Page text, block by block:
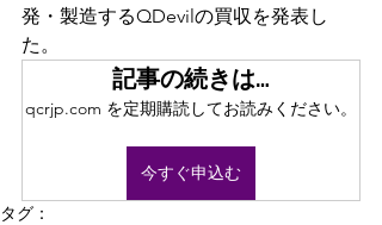
発・製造するQDevilの買収を発表し
た。
記事の続きは…
qcrjp.com を定期購読してお読みください。
今すぐ申込む
タグ：